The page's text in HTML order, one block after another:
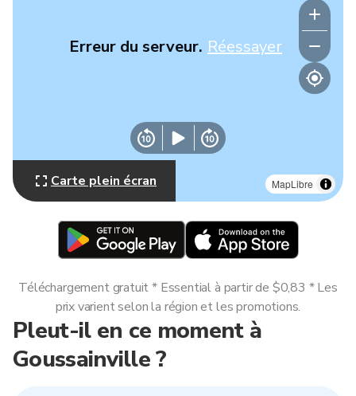
MapLibre
Erreur du serveur. Réessayer
Carte plein écran
Pleut-il en ce moment à
Goussainville ?
Téléchargement gratuit * Essential à partir de $0,83 * Les
prix varient selon la région et les promotions.